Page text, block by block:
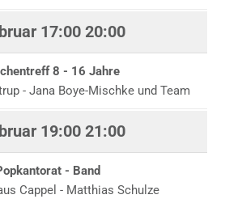
17:00 20:00
8 - 16 Jahre
- Jana Boye-Mischke und Team
19:00 21:00
- Band
Cappel - Matthias Schulze